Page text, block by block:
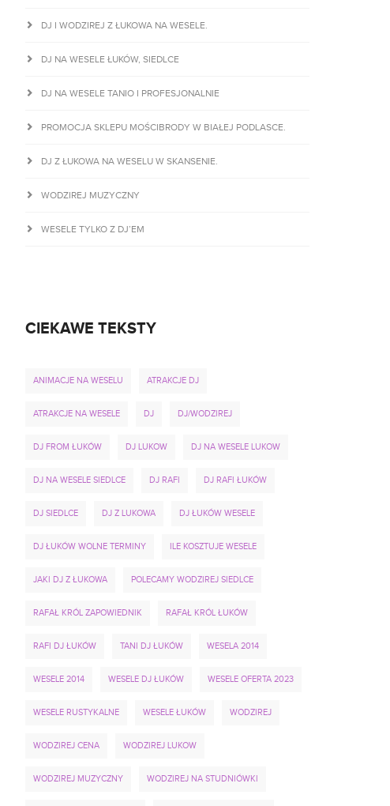
DJ I WODZIREJ Z ŁUKOWA NA WESELE.
DJ NA WESELE ŁUKÓW, SIEDLCE
DJ NA WESELE TANIO I PROFESJONALNIE
PROMOCJA SKLEPU MOŚCIBRODY W BIAŁEJ PODLASCE.
DJ Z ŁUKOWA NA WESELU W SKANSENIE.
WODZIREJ MUZYCZNY
WESELE TYLKO Z DJ’EM
CIEKAWE TEKSTY
ANIMACJE NA WESELU ATRAKCJE DJ
ATRAKCJE NA WESELE DJ DJ/WODZIREJ
DJ FROM ŁUKÓW DJ LUKOW DJ NA WESELE LUKOW
DJ NA WESELE SIEDLCE DJ RAFI DJ RAFI ŁUKÓW
DJ SIEDLCE DJ Z LUKOWA DJ ŁUKÓW WESELE
DJ ŁUKÓW WOLNE TERMINY ILE KOSZTUJE WESELE
JAKI DJ Z ŁUKOWA POLECAMY WODZIREJ SIEDLCE
RAFAŁ KRÓL ZAPOWIEDNIK RAFAŁ KRÓL ŁUKÓW
RAFI DJ ŁUKÓW TANI DJ ŁUKÓW WESELA 2014
WESELE 2014 WESELE DJ ŁUKÓW WESELE OFERTA 2023
WESELE RUSTYKALNE WESELE ŁUKÓW WODZIREJ
WODZIREJ CENA WODZIREJ LUKOW
WODZIREJ MUZYCZNY WODZIREJ NA STUDNIÓWKI